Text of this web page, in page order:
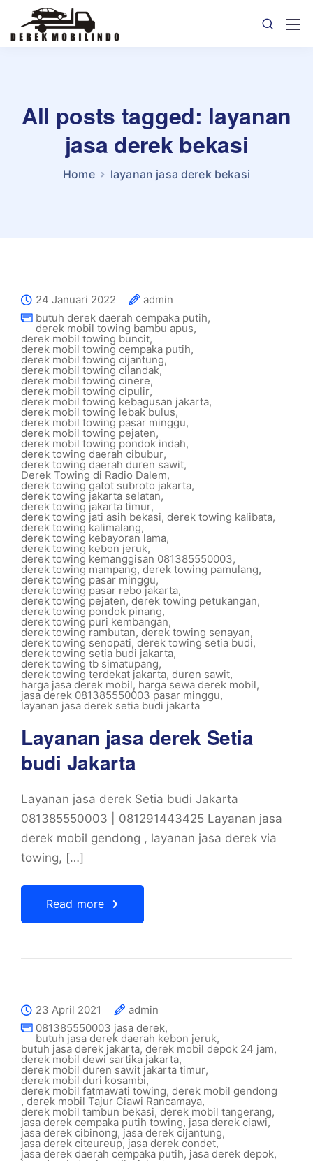
All posts tagged: layanan
jasa derek bekasi
Home layanan jasa derek bekasi
24 Januari 2022
admin
butuh derek daerah cempaka putih,
derek mobil towing bambu apus,
derek mobil towing buncit,
derek mobil towing cempaka putih,
derek mobil towing cijantung,
derek mobil towing cilandak,
derek mobil towing cinere,
derek mobil towing cipulir,
derek mobil towing kebagusan jakarta,
derek mobil towing lebak bulus,
derek mobil towing pasar minggu,
derek mobil towing pejaten,
derek mobil towing pondok indah,
derek towing daerah cibubur,
derek towing daerah duren sawit,
Derek Towing di Radio Dalem,
derek towing gatot subroto jakarta,
derek towing jakarta selatan,
derek towing jakarta timur,
derek towing jati asih bekasi, derek towing kalibata,
derek towing kalimalang,
derek towing kebayoran lama,
derek towing kebon jeruk,
derek towing kemanggisan 081385550003,
derek towing mampang, derek towing pamulang,
derek towing pasar minggu,
derek towing pasar rebo jakarta,
derek towing pejaten, derek towing petukangan,
derek towing pondok pinang,
derek towing puri kembangan,
derek towing rambutan, derek towing senayan,
derek towing senopati,derek towing setia budi,
derek towing setia budi jakarta,
derek towing tb simatupang,
derek towing terdekat jakarta, duren sawit,
harga jasa derek mobil, harga sewa derek mobil,
jasa derek 081385550003 pasar minggu,
layanan jasa derek setia budi jakarta
Layanan jasa derek Setia
budi Jakarta
Layanan jasa derek Setia budi Jakarta
081385550003 | 081291443425 Layanan jasa
derek mobil gendong , layanan jasa derek via
towing, […]
Read more
23 April 2021
admin
081385550003 jasa derek,
butuh jasa derek daerah kebon jeruk,
butuh jasa derek jakarta, derek mobil depok 24 jam,
derek mobil dewi sartika jakarta,
derek mobil duren sawit jakarta timur,
derek mobil duri kosambi,
derek mobil fatmawati towing, derek mobil gendong
, derek mobil Tajur Ciawi Rancamaya,
derek mobil tambun bekasi, derek mobil tangerang,
jasa derek cempaka putih towing, jasa derek ciawi,
jasa derek cibinong,jasa derek cijantung,
jasa derek citeureup, jasa derek condet,
jasa derek daerah cempaka putih, jasa derek depok,